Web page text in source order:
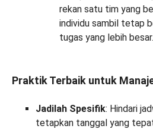
rekan satu tim yang
individu sambil tetap
tugas yang lebih besar.
Praktik Terbaik untuk
Jadilah Spesifik: Hindari
tetapkan tanggal yang